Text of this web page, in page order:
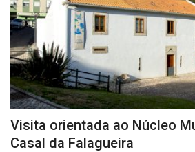
Visita orientada ao Núcleo
Casal da Falagueira